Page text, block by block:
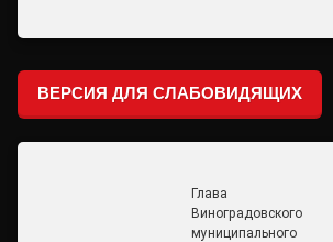
ВЕРСИЯ ДЛЯ СЛАБОВИДЯЩИХ
Глава
Виноградовского
муниципального